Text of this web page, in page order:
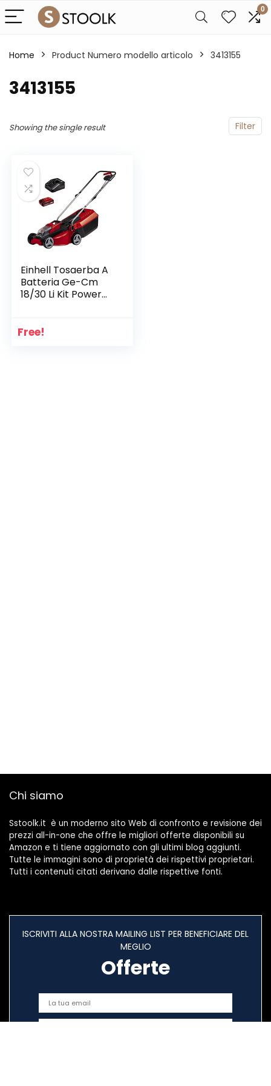
0
Home Product Numero modello articolo ‎3413155
‎3413155
Filter
Showing the single result
Einhell Tosaerba A
Batteria Ge-Cm
18/30 Li Kit Power
Rosso Nero
Free!
Chi siamo
Sstoolk.it è un moderno sito Web di confronto e revisione dei
prezzi all-in-one che offre le migliori offerte disponibili su
Amazon e ti tiene aggiornato con gli ultimi blog aggiunti.
Tutte le immagini sono di proprietà dei rispettivi proprietari.
Tutti i contenuti citati derivano dalle rispettive fonti.
ISCRIVITI ALLA NOSTRA MAILING LIST PER BENEFICIARE DEL
MEGLIO
Offerte